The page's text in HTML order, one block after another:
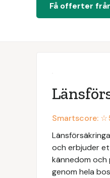
Få offerter
Smartscore: ☆
och erbjuder
kännedom och
genom hela